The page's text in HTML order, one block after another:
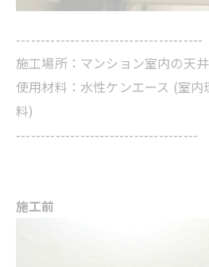
--------------------------------------
施工場所：マンション室内の天
使用材料：水性ケンエース (室
料)
-------------------------------------
施工前